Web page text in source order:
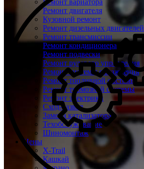
Ремонт вариатора
Ремонт двигателя
Кузовной ремонт
Ремонт дизельных двигателей
Ремонт трансмиссии
Ремонт кондиционера
Ремонт подвески
Ремонт рулевого управления
Ремонт системы охлаждения
Ремонт топливной системы
Ремонт тормозной системы
Ремонт электрики
Сход-развал
Замена катализатора
Техобслуживание
Шиномонтаж
Цены
X-Trail
Кашкай